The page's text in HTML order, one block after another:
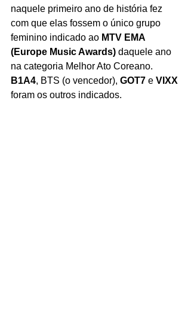
naquele primeiro ano de história fez
com que elas fossem o único grupo
feminino indicado ao MTV EMA
(Europe Music Awards) daquele ano
na categoria Melhor Ato Coreano.
B1A4, BTS (o vencedor), GOT7 e VIXX
foram os outros indicados.